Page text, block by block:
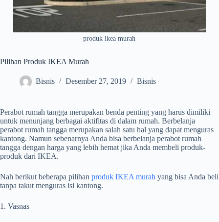
produk ikea murah
Pilihan Produk IKEA Murah
Bisnis Desember 27, 2019 Bisnis
Perabot rumah tangga merupakan benda penting yang harus dimiliki
untuk menunjang berbagai aktifitas di dalam rumah. Berbelanja
perabot rumah tangga merupakan salah satu hal yang dapat menguras
kantong. Namun sebenarnya Anda bisa berbelanja perabot rumah
tangga dengan harga yang lebih hemat jika Anda membeli produk-
produk dari IKEA.
Nah berikut beberapa pilihan produk IKEA murah yang bisa Anda beli
tanpa takut menguras isi kantong.
1. Vasnas